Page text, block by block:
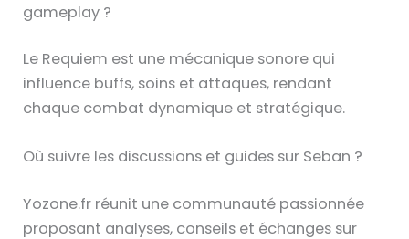
gameplay ?
Le Requiem est une mécanique sonore qui
influence buffs, soins et attaques, rendant
chaque combat dynamique et stratégique.
Où suivre les discussions et guides sur Seban ?
Yozone.fr réunit une communauté passionnée
proposant analyses, conseils et échanges sur